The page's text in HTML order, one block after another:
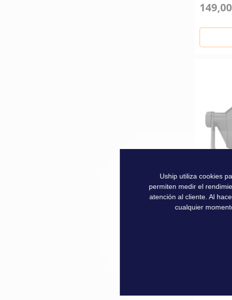
ETRIER
Uship utiliza cookies
permiten medir el
atención al cliente. Al
cualquier